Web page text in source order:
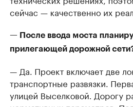
сейчас — качественно их
— После ввода моста
прилегающей дорожной
— Да. Проект включает две
транспортные развязки.
улицей Выселковой. Дорогу